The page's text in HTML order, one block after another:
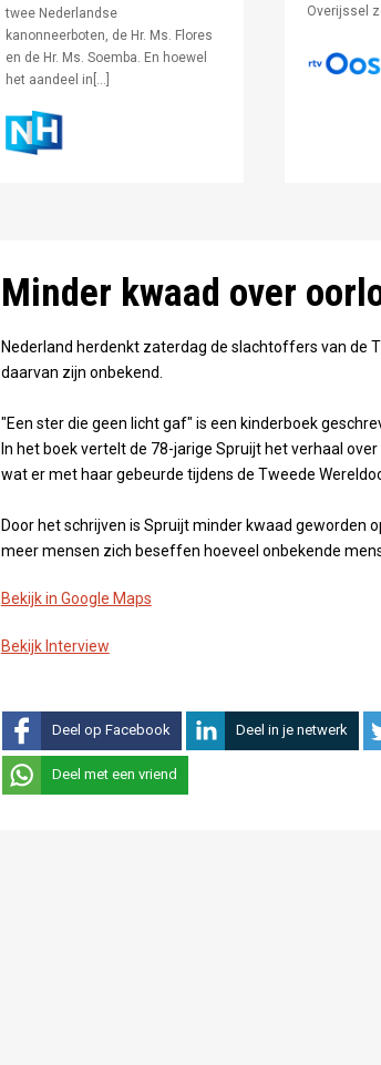
twee Nederlandse
kanonneerboten, de Hr. Ms. Flores
en de Hr. Ms. Soemba. En hoewel
het aandeel in[…]
Overijssel
Minder kwaad over
Nederland herdenkt zaterdag de slachtoffers van de
daarvan zijn onbekend.
"Een ster die geen licht gaf" is een kinderboek
In het boek vertelt de 78-jarige Spruijt het verhaal
wat er met haar gebeurde tijdens de Tweede
Door het schrijven is Spruijt minder kwaad geworden
meer mensen zich beseffen hoeveel onbekende
Bekijk in Google Maps
Bekijk Interview
Deel op Facebook Deel in je netwerk
Deel met een vriend